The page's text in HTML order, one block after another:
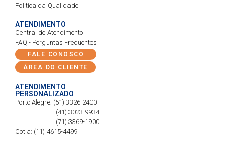
Politica da Qualidade
ATENDIMENTO
Central de Atendimento
FAQ - Perguntas Frequentes
FALE CONOSCO
ÁREA DO CLIENTE
ATENDIMENTO
PERSONALIZADO
Porto Alegre: (51) 3326-2400
(41) 3023-9934
(71) 3369-1900
Cotia: (11) 4615-4499